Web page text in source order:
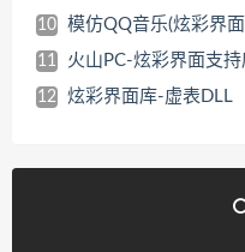
10 模仿QQ音乐(炫彩界
11 火山PC-炫彩界面支
12 炫彩界面库-虚表DLL